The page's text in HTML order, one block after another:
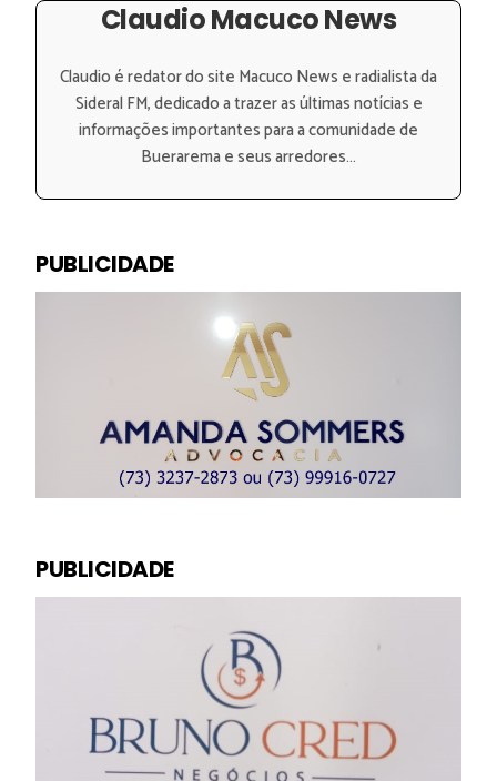
Claudio Macuco News
Claudio é redator do site Macuco News e radialista da
Sideral FM, dedicado a trazer as últimas notícias e
informações importantes para a comunidade de
Buerarema e seus arredores...
PUBLICIDADE
PUBLICIDADE